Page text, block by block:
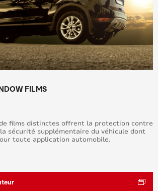
FILMS
films distinctes offrent la protection contre
sécurité supplémentaire du véhicule dont
toute application automobile.